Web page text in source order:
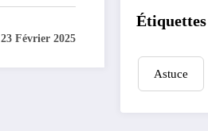
23 Février 2025
Étiquettes
Astuce